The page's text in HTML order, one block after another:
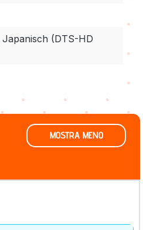
(DTS-HD
MOSTRA MENO